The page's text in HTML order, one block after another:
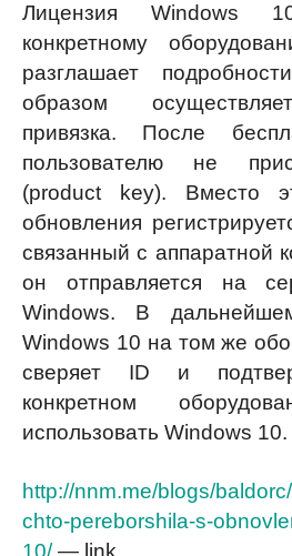
Лицензия Windows
конкретному
разглашает
образом
привязка. После
пользователю не
(product key). Вместо
обновления
связанный с аппаратной
он отправляется на
Windows. В
Windows 10 на том же
сверяет ID и
конкретном
использовать Windows 10.
http://nnm.me/blogs/
chto-pereborshila-s-